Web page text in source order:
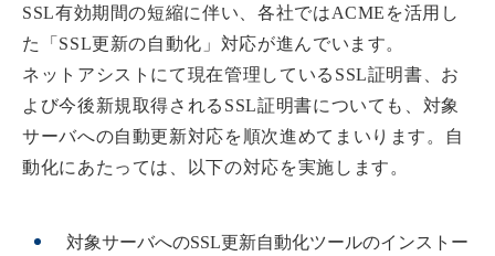
SSL有効期間の短縮に伴い、各社ではACMEを活用し
た「SSL更新の自動化」対応が進んでいます。
ネットアシストにて現在管理しているSSL証明書、お
よび今後新規取得されるSSL証明書についても、対象
サーバへの自動更新対応を順次進めてまいります。自
動化にあたっては、以下の対応を実施します。
対象サーバへのSSL更新自動化ツールのインストー